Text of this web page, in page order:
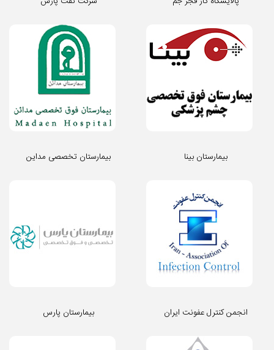
بیمارستان تخصصی مداین بیمارستان بینا
بیمارستان پارس انجمن کنترل عفونت ایران